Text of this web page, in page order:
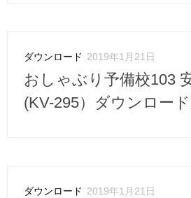
ダウンロード 2019年1月21日
おしゃぶり予備校103
(KV-295）ダウンロー
ダウンロード 2019年1月21日